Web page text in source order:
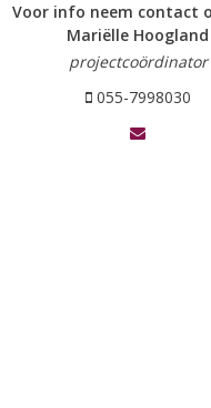
Voor info neem contact
Mariëlle Hoogland
projectcoördinator
055-7998030